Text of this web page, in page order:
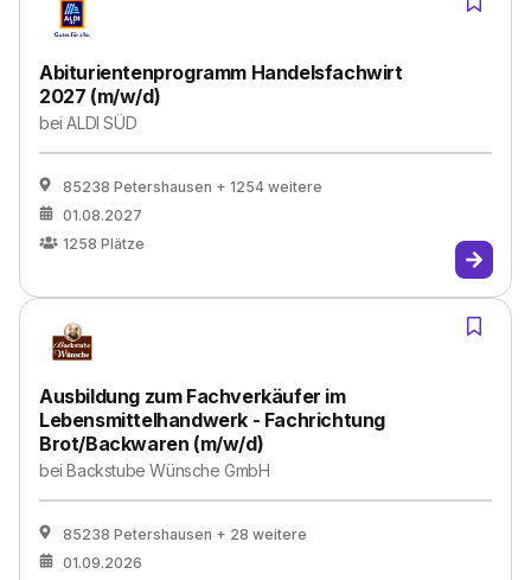
Abiturientenprogramm Handelsfachwirt
2027 (m/w/d)
beiALDI SÜD
85238 Petershausen + 1254 weitere
01.08.2027
1258 Plätze
Ausbildung zum Fachverkäufer im
Lebensmittelhandwerk - Fachrichtung
Brot/Backwaren (m/w/d)
beiBackstube Wünsche GmbH
85238 Petershausen + 28 weitere
01.09.2026